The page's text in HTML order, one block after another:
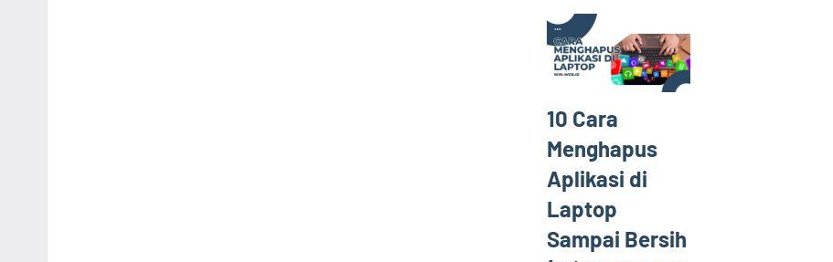
10 Cara
Menghapus
Aplikasi di
Laptop
Sampai Bersih